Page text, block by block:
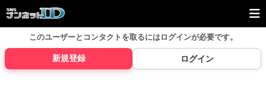
このユーザーとコンタクトを取るにはログインが必要です。
新規登録 ログイン